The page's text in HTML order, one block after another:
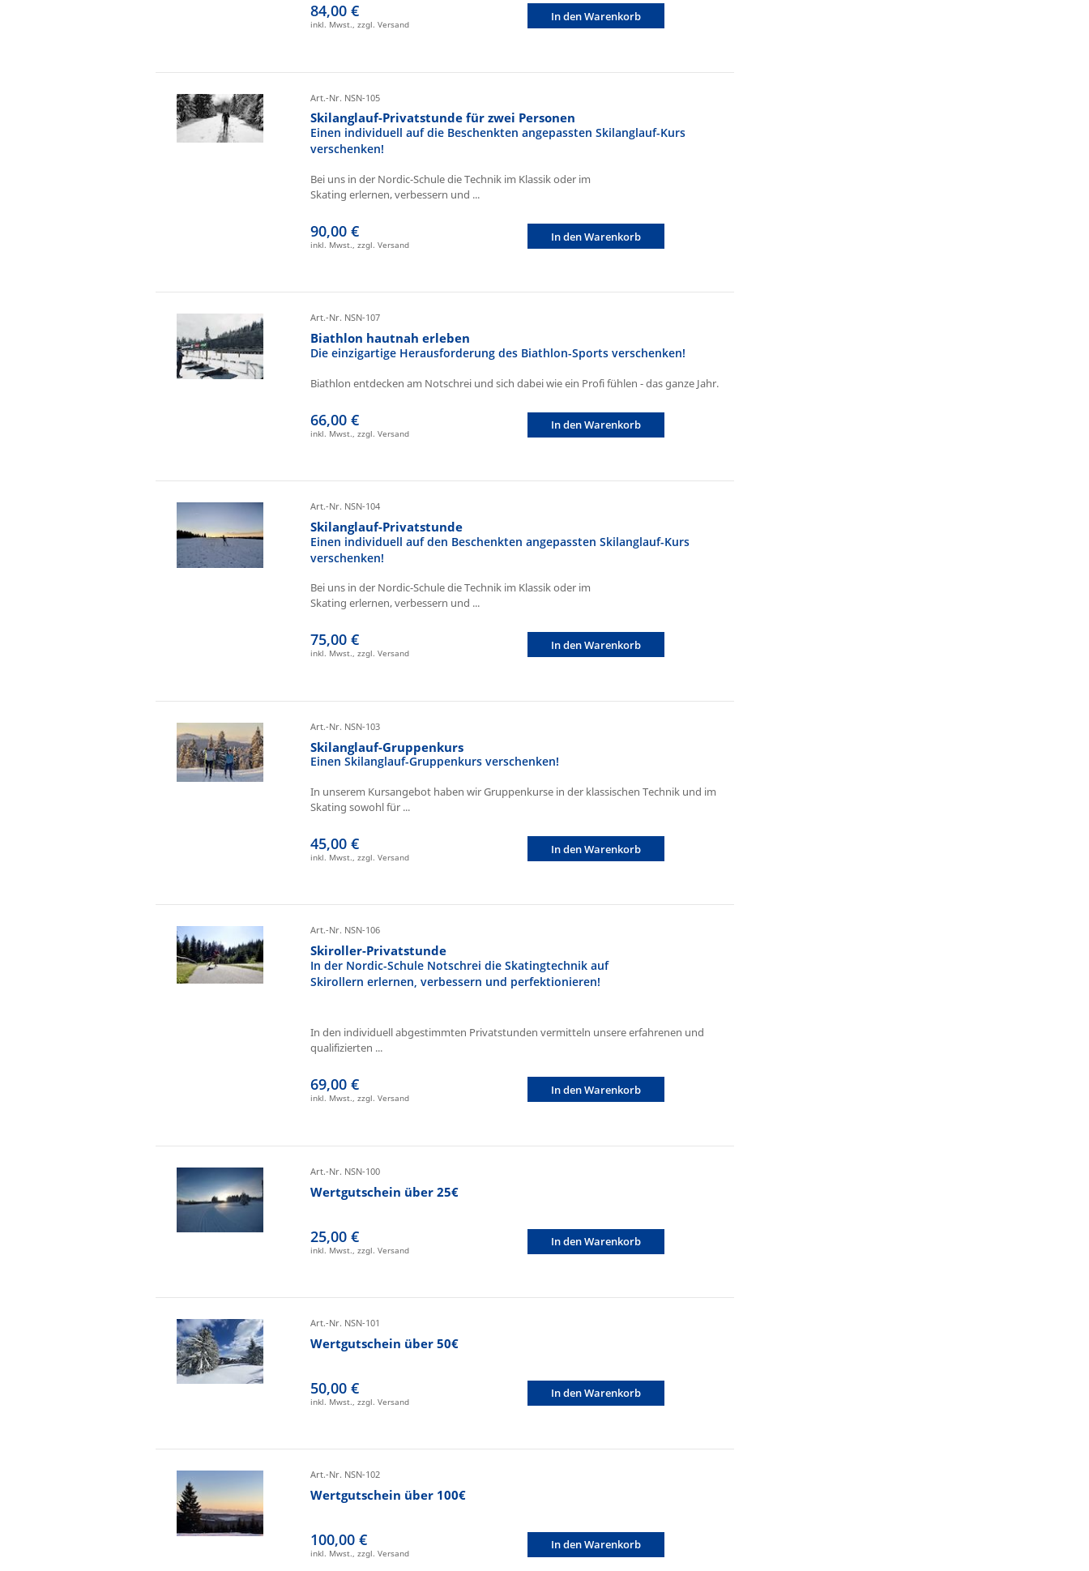
84,00 €
inkl. Mwst., zzgl. Versand
In den Warenkorb
Art.-Nr. NSN-105
Skilanglauf-Privatstunde für zwei Personen
Einen individuell auf die Beschenkten angepassten Skilanglauf-Kurs
verschenken!
Bei uns in der Nordic-Schule die Technik im Klassik oder im
Skating erlernen, verbessern und ...
90,00 €
inkl. Mwst., zzgl. Versand
In den Warenkorb
Art.-Nr. NSN-107
Biathlon hautnah erleben
Die einzigartige Herausforderung des Biathlon-Sports verschenken!
Biathlon entdecken am Notschrei und sich dabei wie ein Profi fühlen - das ganze Jahr.
66,00 €
inkl. Mwst., zzgl. Versand
In den Warenkorb
Art.-Nr. NSN-104
Skilanglauf-Privatstunde
Einen individuell auf den Beschenkten angepassten Skilanglauf-Kurs
verschenken!
Bei uns in der Nordic-Schule die Technik im Klassik oder im
Skating erlernen, verbessern und ...
75,00 €
inkl. Mwst., zzgl. Versand
In den Warenkorb
Art.-Nr. NSN-103
Skilanglauf-Gruppenkurs
Einen Skilanglauf-Gruppenkurs verschenken!
In unserem Kursangebot haben wir Gruppenkurse in der klassischen Technik und im
Skating sowohl für ...
45,00 €
inkl. Mwst., zzgl. Versand
In den Warenkorb
Art.-Nr. NSN-106
Skiroller-Privatstunde
In der Nordic-Schule Notschrei die Skatingtechnik auf
Skirollern erlernen, verbessern und perfektionieren!
In den individuell abgestimmten Privatstunden vermitteln unsere erfahrenen und
qualifizierten ...
69,00 €
inkl. Mwst., zzgl. Versand
In den Warenkorb
Art.-Nr. NSN-100
Wertgutschein über 25€
25,00 €
inkl. Mwst., zzgl. Versand
In den Warenkorb
Art.-Nr. NSN-101
Wertgutschein über 50€
50,00 €
inkl. Mwst., zzgl. Versand
In den Warenkorb
Art.-Nr. NSN-102
Wertgutschein über 100€
100,00 €
inkl. Mwst., zzgl. Versand
In den Warenkorb